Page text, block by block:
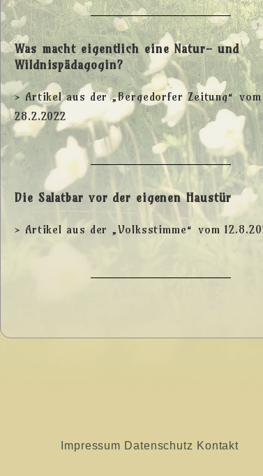
Was macht eigentlich eine Natur- und
Wildnispädagogin?
> Artikel aus der „Bergedorfer Zeitung“ vom
28.2.2022
Die Salatbar vor der eigenen Haustür
> Artikel aus der „Volksstimme“ vom
Impressum Datenschutz Kontakt